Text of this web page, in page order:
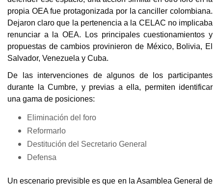
propia OEA fue protagonizada por la canciller colombiana.
Dejaron claro que la pertenencia a la CELAC no implicaba
renunciar a la OEA. Los principales cuestionamientos y
propuestas de cambios provinieron de México, Bolivia, El
Salvador, Venezuela y Cuba.
De las intervenciones de algunos de los participantes
durante la Cumbre, y previas a ella, permiten identificar
una gama de posiciones:
Eliminación del foro
Reformarlo
Destitución del Secretario General
Defensa
Un escenario previsible es que en la Asamblea General de